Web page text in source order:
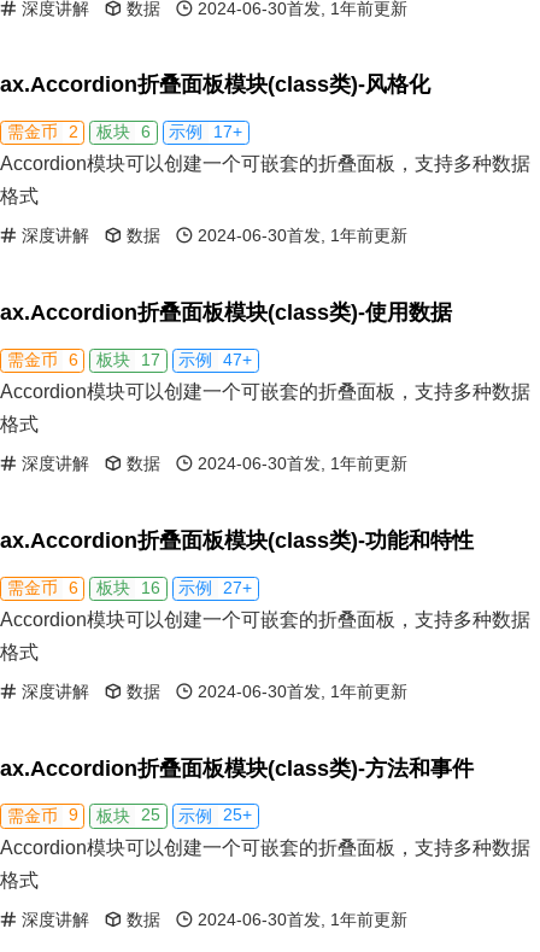
深度讲解 数据 2024-06-30首发, 1年前更新
ax.Accordion折叠面板模块(class类)-风格化
需金币 2 板块 6 示例 17+
Accordion模块可以创建一个可嵌套的折叠面板，支持多种数据
格式
深度讲解 数据 2024-06-30首发, 1年前更新
ax.Accordion折叠面板模块(class类)-使用数据
需金币 6 板块 17 示例 47+
Accordion模块可以创建一个可嵌套的折叠面板，支持多种数据
格式
深度讲解 数据 2024-06-30首发, 1年前更新
ax.Accordion折叠面板模块(class类)-功能和特性
需金币 6 板块 16 示例 27+
Accordion模块可以创建一个可嵌套的折叠面板，支持多种数据
格式
深度讲解 数据 2024-06-30首发, 1年前更新
ax.Accordion折叠面板模块(class类)-方法和事件
需金币 9 板块 25 示例 25+
Accordion模块可以创建一个可嵌套的折叠面板，支持多种数据
格式
深度讲解 数据 2024-06-30首发, 1年前更新